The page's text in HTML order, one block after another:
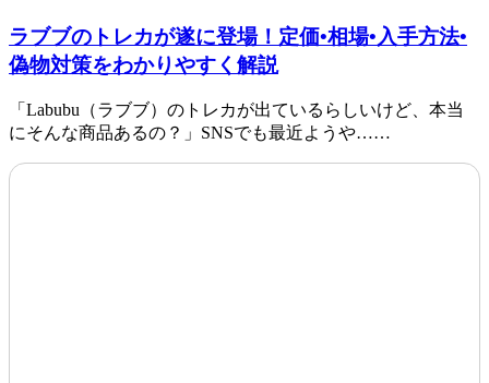
ラブブのトレカが遂に登場！定価•相場•入手方法•
偽物対策をわかりやすく解説
「Labubu（ラブブ）のトレカが出ているらしいけど、本当
にそんな商品あるの？」SNSでも最近ようや……